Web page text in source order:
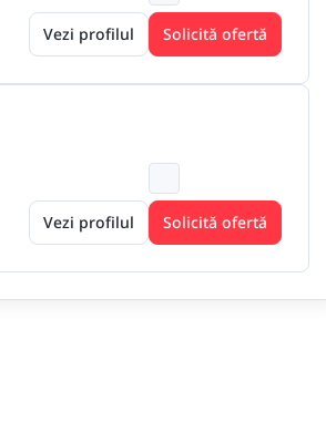
Vezi profilul Solicită ofertă
Vezi profilul Solicită ofertă